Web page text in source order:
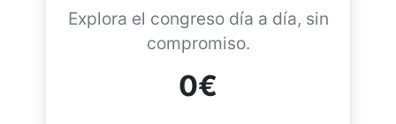
Explora el congreso día a día, sin
compromiso.
0€